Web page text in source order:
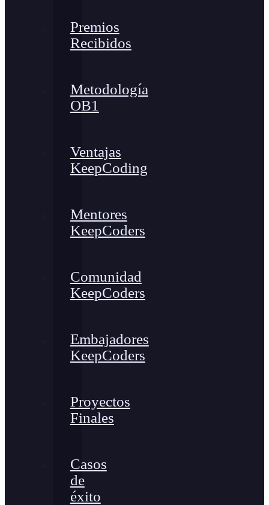
Premios
Recibidos
Metodología
OB1
Ventajas
KeepCoding
Mentores
KeepCoders
Comunidad
KeepCoders
Embajadores
KeepCoders
Proyectos
Finales
Casos
de
éxito